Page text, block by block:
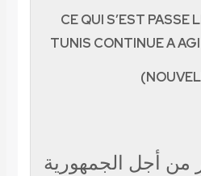
CE QUI S’EST PASSE
TUNIS CONTINUE A
من أجل الجمهورية